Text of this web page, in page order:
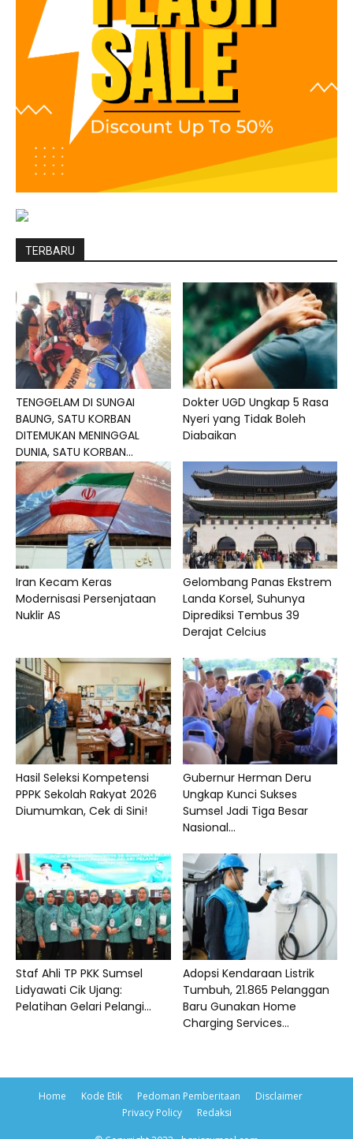
TERBARU
TENGGELAM DI SUNGAI
BAUNG, SATU KORBAN
DITEMUKAN MENINGGAL
DUNIA, SATU KORBAN...
Dokter UGD Ungkap 5 Rasa
Nyeri yang Tidak Boleh
Diabaikan
Iran Kecam Keras
Modernisasi Persenjataan
Nuklir AS
Gelombang Panas Ekstrem
Landa Korsel, Suhunya
Diprediksi Tembus 39
Derajat Celcius
Hasil Seleksi Kompetensi
PPPK Sekolah Rakyat 2026
Diumumkan, Cek di Sini!
Gubernur Herman Deru
Ungkap Kunci Sukses
Sumsel Jadi Tiga Besar
Nasional...
Staf Ahli TP PKK Sumsel
Lidyawati Cik Ujang:
Pelatihan Gelari Pelangi...
Adopsi Kendaraan Listrik
Tumbuh, 21.865 Pelanggan
Baru Gunakan Home
Charging Services...
Home Kode Etik Pedoman Pemberitaan
Disclaimer
Privacy Policy
Redaksi